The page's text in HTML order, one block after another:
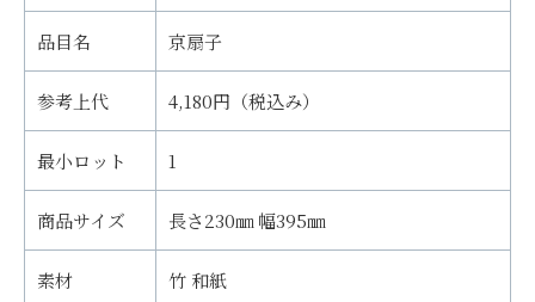
品目名 京扇子
参考上代 4,180円（税込み）
最小ロット 1
商品サイズ 長さ230㎜ 幅395㎜
素材 竹 和紙